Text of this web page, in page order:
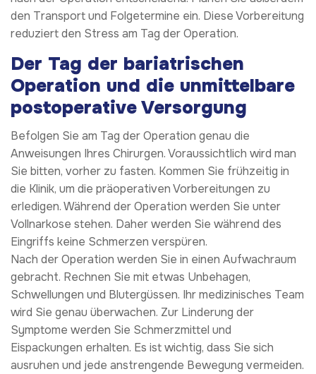
den Transport und Folgetermine ein. Diese Vorbereitung
reduziert den Stress am Tag der Operation.
Der Tag der bariatrischen
Operation und die unmittelbare
postoperative Versorgung
Befolgen Sie am Tag der Operation genau die
Anweisungen Ihres Chirurgen. Voraussichtlich wird man
Sie bitten, vorher zu fasten. Kommen Sie frühzeitig in
die Klinik, um die präoperativen Vorbereitungen zu
erledigen. Während der Operation werden Sie unter
Vollnarkose stehen. Daher werden Sie während des
Eingriffs keine Schmerzen verspüren.
Nach der Operation werden Sie in einen Aufwachraum
gebracht. Rechnen Sie mit etwas Unbehagen,
Schwellungen und Blutergüssen. Ihr medizinisches Team
wird Sie genau überwachen. Zur Linderung der
Symptome werden Sie Schmerzmittel und
Eispackungen erhalten. Es ist wichtig, dass Sie sich
ausruhen und jede anstrengende Bewegung vermeiden.